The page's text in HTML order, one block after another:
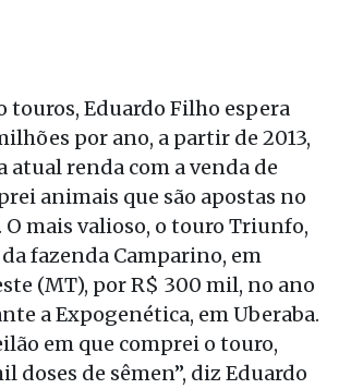
touros, Eduardo Filho espera
por ano, a partir de 2013,
atual renda com a venda de
animais que são apostas no
O mais valioso, o touro Triunfo,
fazenda Camparino, em
(MT), por R$ 300 mil, no ano
a Expogenética, em Uberaba.
em que comprei o touro,
doses de sêmen”, diz Eduardo